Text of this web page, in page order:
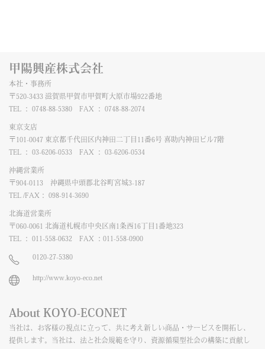
甲陽興産株式会社
本社・事務所
〒520-3433 滋賀県甲賀市甲賀町大原市場922番地
TEL ： 0748-88-5380 FAX ： 0748-88-2074
東京支店
〒101-0047 東京都千代田区内神田二丁目11番6号 喜助内神田ビル7階
TEL ： 03-6206-0533 FAX ： 03-6206-0534
沖縄営業所
〒904-0113 沖縄県中頭郡北谷町宮城3-187
TEL /FAX： 098-914-3690
北海道営業所
〒060-0061 北海道札幌市中央区南1条西16丁目1番地323
TEL ： 011-558-0632 FAX ：011-558-0900
0120-27-5380
http://www.koyo-eco.net
About KOYO-ECONET
当社は、お客様の視点に立って、共に考え新しい商品・サービスを開拓し、
提供します。当社は、法と社会規範を守り、資源循環型社会の構築に貢献し